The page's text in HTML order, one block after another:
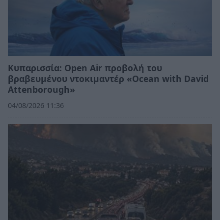
Κυπαρισσία: Open Air προβολή του
βραβευμένου ντοκιμαντέρ «Ocean with David
Attenborough»
04/08/2026 11:36